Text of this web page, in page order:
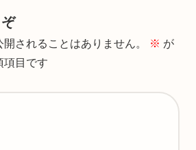
されることはありません。 ※ が
項目です